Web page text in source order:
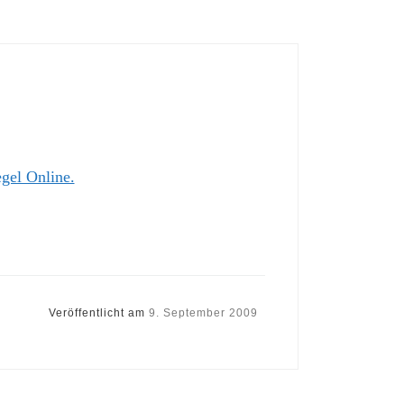
Online.
Veröffentlicht am 9. September 2009